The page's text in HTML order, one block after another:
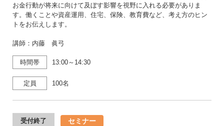
お金行動が将来に向けて及ぼす影響を視野に入れる必要がありま
す。働くことや資産運用、住宅、保険、教育費など、考え方のヒン
トをお伝えします。
講師：内藤 眞弓
時間帯 13:00～14:30
定員 100名
受付終了 セミナー